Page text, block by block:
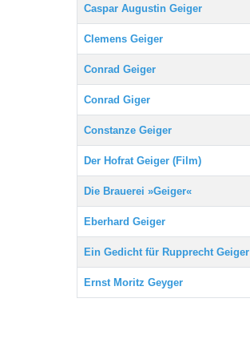
Caspar Augustin Geiger
Clemens Geiger
Conrad Geiger
Conrad Giger
Constanze Geiger
Der Hofrat Geiger (Film)
Die Brauerei »Geiger«
Eberhard Geiger
Ein Gedicht für Rupprecht Geiger
Ernst Moritz Geyger